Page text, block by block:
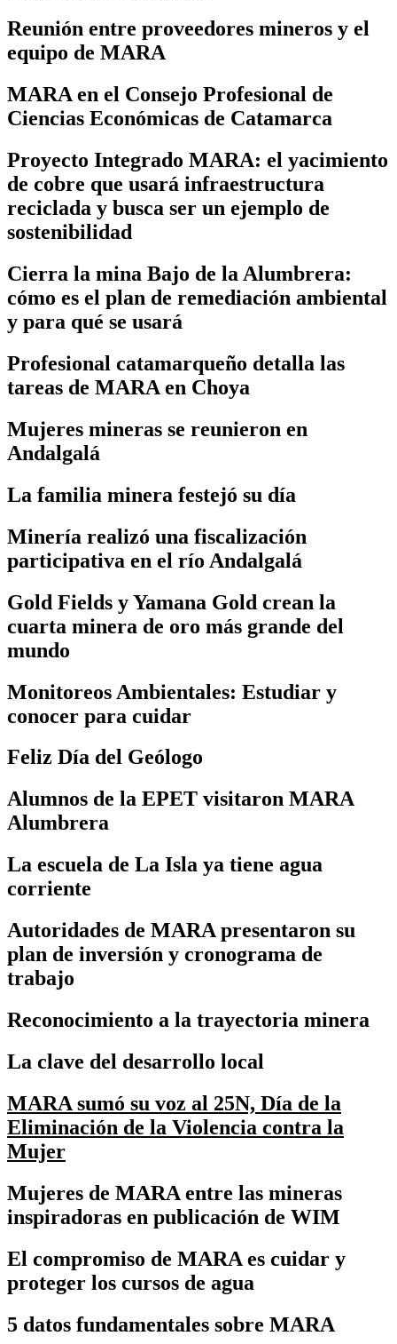
Reunión entre proveedores mineros y el
equipo de MARA
MARA en el Consejo Profesional de
Ciencias Económicas de Catamarca
Proyecto Integrado MARA: el yacimiento
de cobre que usará infraestructura
reciclada y busca ser un ejemplo de
sostenibilidad
Cierra la mina Bajo de la Alumbrera:
cómo es el plan de remediación ambiental
y para qué se usará
Profesional catamarqueño detalla las
tareas de MARA en Choya
Mujeres mineras se reunieron en
Andalgalá
La familia minera festejó su día
Minería realizó una fiscalización
participativa en el río Andalgalá
Gold Fields y Yamana Gold crean la
cuarta minera de oro más grande del
mundo
Monitoreos Ambientales: Estudiar y
conocer para cuidar
Feliz Día del Geólogo
Alumnos de la EPET visitaron MARA
Alumbrera
La escuela de La Isla ya tiene agua
corriente
Autoridades de MARA presentaron su
plan de inversión y cronograma de
trabajo
Reconocimiento a la trayectoria minera
La clave del desarrollo local
MARA sumó su voz al 25N, Día de la
Eliminación de la Violencia contra la
Mujer
Mujeres de MARA entre las mineras
inspiradoras en publicación de WIM
El compromiso de MARA es cuidar y
proteger los cursos de agua
5 datos fundamentales sobre MARA